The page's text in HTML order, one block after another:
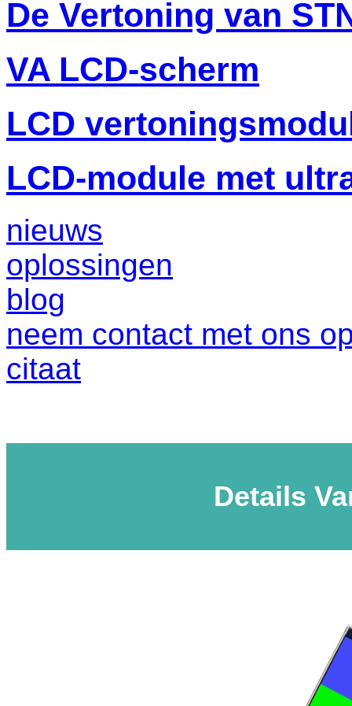
De Vertoning van
VA LCD-scherm
LCD
LCD-module met
nieuws
oplossingen
blog
neem contact met ons
citaat
Details